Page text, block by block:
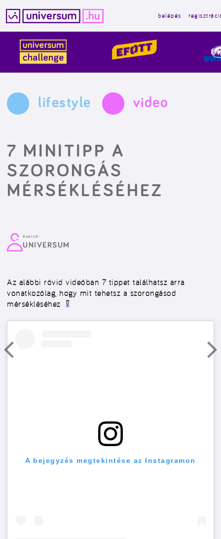
tartalomba
belépés
lifestyle video
7 MINITIPP A
SZORONGÁS
MÉRSÉKLÉSÉHEZ
Szerző:
UNIVERSUM
Az alábbi rövid videóban 7 tippet találhatsz arra
vonatkozólag, hogy mit tehetsz a szorongásod
mérsékléséhez
A bejegyzés megtekintése az Instagramon